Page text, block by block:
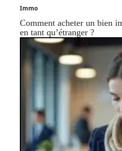
Immo
Comment acheter un bien
en tant qu’étranger ?